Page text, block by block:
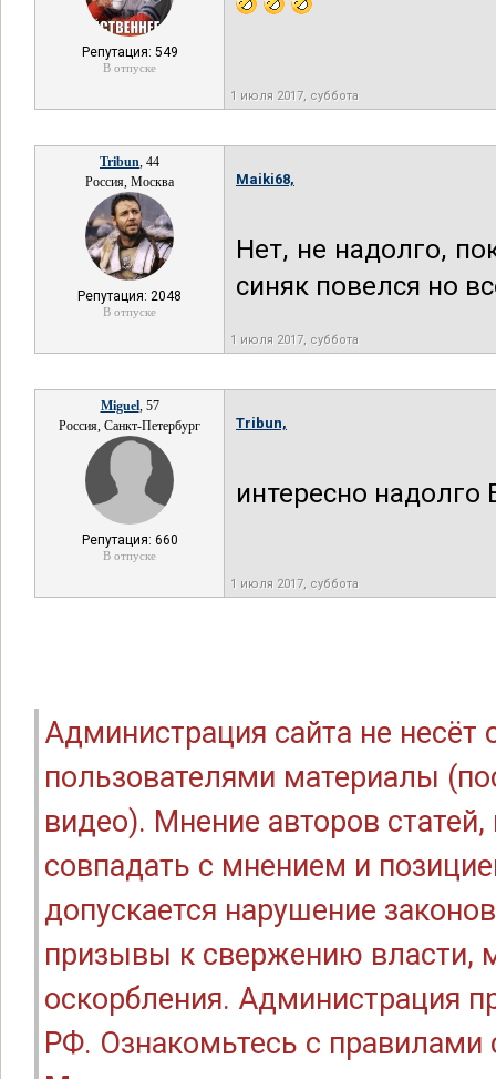
Репутация: 549
В отпуске
1 июля 2017, суббота
Tribun, 44
Россия, Москва
Репутация: 2048
В отпуске
Maiki68,
Нет, не надолго,
синяк повелся но
1 июля 2017, суббота
Miguel, 57
Россия, Санкт-Петербург
Репутация: 660
В отпуске
Tribun,
интересно надолго
1 июля 2017, суббота
Администрация сайта не
пользователями материалы
видео). Мнение авторов
совпадать с мнением и
допускается нарушение
призывы к свержению власти,
оскорбления. Администрация
РФ. Ознакомьтесь с правилами